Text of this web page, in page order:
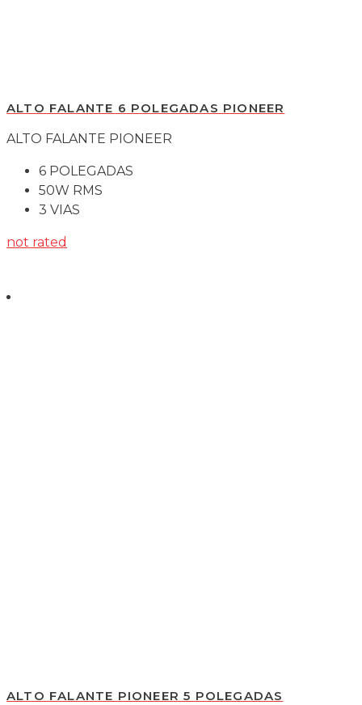
ALTO FALANTE 6 POLEGADAS PIONEER
ALTO FALANTE PIONEER
6 POLEGADAS
50W RMS
3 VIAS
not rated
ALTO FALANTE PIONEER 5 POLEGADAS